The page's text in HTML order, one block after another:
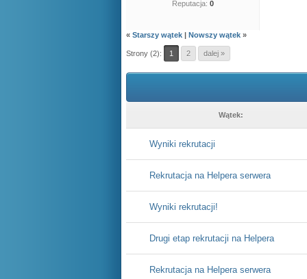
Reputacja: 0
« Starszy wątek | Nowszy wątek »
Strony (2): 1 2 dalej »
Wątek:
Wyniki rekrutacji
Rekrutacja na Helpera serwera
Wyniki rekrutacji!
Drugi etap rekrutacji na Helpera
Rekrutacja na Helpera serwera